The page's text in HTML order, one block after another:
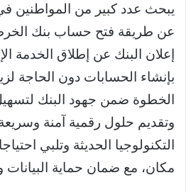
يبحث عدد كبير من المواطنين
إعلان البنك عن إطلاق الخدمة
بإنشاء الحسابات دون الحاجة
الخطوة ضمن جهود البنك
وتقديم حلول رقمية آمنة
التكنولوجيا الحديثة وتلبي
مكان، مع ضمان حماية